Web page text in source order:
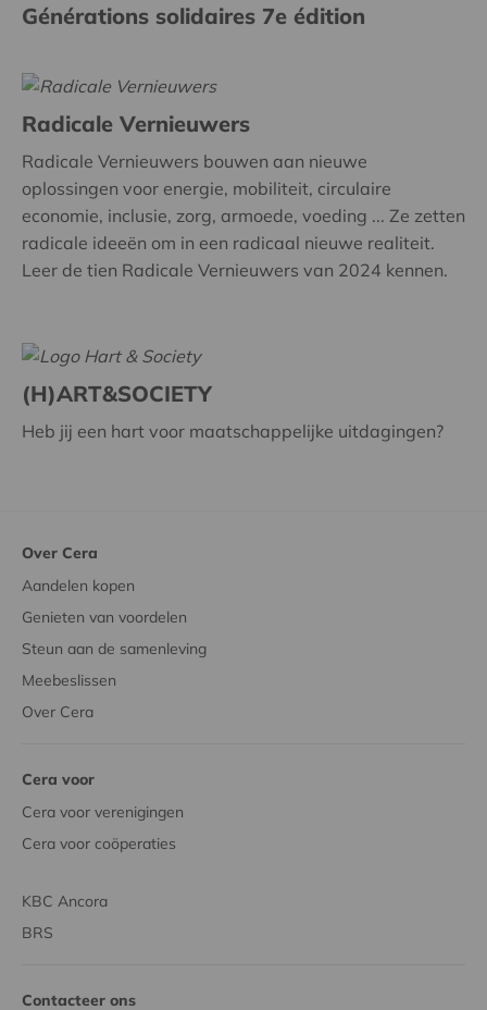
Générations solidaires 7e édition
Radicale Vernieuwers
Radicale Vernieuwers bouwen aan nieuwe
oplossingen voor energie, mobiliteit, circulaire
economie, inclusie, zorg, armoede, voeding ... Ze zetten
radicale ideeën om in een radicaal nieuwe realiteit.
Leer de tien Radicale Vernieuwers van 2024 kennen.
(H)ART&SOCIETY
Heb jij een hart voor maatschappelijke uitdagingen?
Over Cera
Aandelen kopen
Genieten van voordelen
Steun aan de samenleving
Meebeslissen
Over Cera
Cera voor
Cera voor verenigingen
Cera voor coöperaties
KBC Ancora
BRS
Contacteer ons